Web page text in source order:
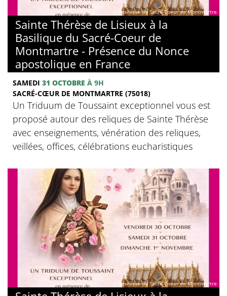
© Basilique du Sacré-Coeur de Montmartre
Sainte Thérèse de Lisieux à la
Basilique du Sacré-Coeur de
Montmartre - Présence du Nonce
apostolique en France
SAMEDI 31 OCTOBRE À 9H
SACRÉ-CŒUR DE MONTMARTRE (75018)
Un Triduum de Toussaint exceptionnel vous est
proposé autour des reliques de Sainte Thérèse
avec enseignements, vénération des reliques,
veillées, offices, célébrations eucharistiques
© Basilique du Sacré-Coeur de Montmartre